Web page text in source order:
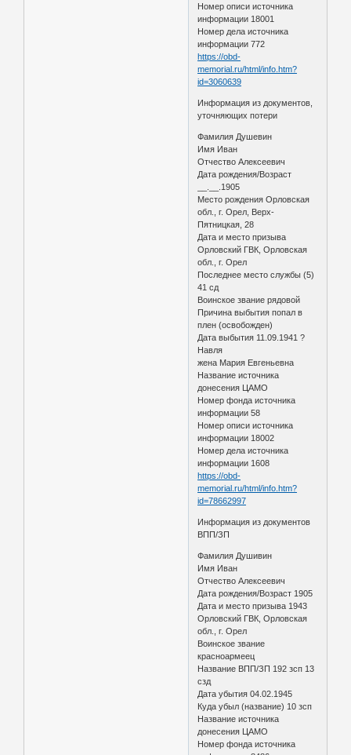
Номер описи источника
информации 18001
Номер дела источника
информации 772
https://obd-
memorial.ru/html/info.htm?
id=3060639
Информация из документов,
уточняющих потери
Фамилия Душевин
Имя Иван
Отчество Алексеевич
Дата рождения/Возраст
__.__.1905
Место рождения Орловская
обл., г. Орел, Верх-
Пятницкая, 28
Дата и место призыва
Орловский ГВК, Орловская
обл., г. Орел
Последнее место службы (5)
41 сд
Воинское звание рядовой
Причина выбытия попал в
плен (освобожден)
Дата выбытия 11.09.1941 ?
Навля
жена Мария Евгеньевна
Название источника
донесения ЦАМО
Номер фонда источника
информации 58
Номер описи источника
информации 18002
Номер дела источника
информации 1608
https://obd-
memorial.ru/html/info.htm?
id=78662997
Информация из документов
ВПП/ЗП
Фамилия Душивин
Имя Иван
Отчество Алексеевич
Дата рождения/Возраст 1905
Дата и место призыва 1943
Орловский ГВК, Орловская
обл., г. Орел
Воинское звание
красноармеец
Название ВПП/ЗП 192 зсп 13
сзд
Дата убытия 04.02.1945
Куда убыл (название) 10 зсп
Название источника
донесения ЦАМО
Номер фонда источника